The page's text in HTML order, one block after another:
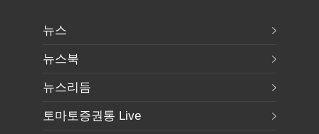
뉴스
뉴스북
뉴스리듬
토마토증권통 Live